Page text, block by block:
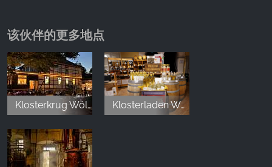
erwies sich als voller Erfolg. Ein Wochenende voller
Leidenschaft, internationaler Begegnungen und
echter Wertschätzung für eine außergewöhnliche
Hunderasse bleiben in bester Erinnerung. Aus den 14
teilnehmenden Ländern haben wir durchweg nur
positive Rückmeldungen erhalten. Hier einige
Stimmern: "Beste Weltausstellung seit 10 Jahren"
"Super organisiert" "Tolles Ambiente"
该伙伴的更多地点
Klosterkrug Wöltingerode Klosterladen Wöltingerode